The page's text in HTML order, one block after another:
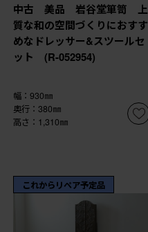
中古 美品 岩谷堂箪笥 上
質な和の空間づくりにおすす
めなドレッサー&スツールセ
ット (R-052954)
幅：930㎜
奥行：380㎜
高さ：1,310㎜
これからリペア予定品